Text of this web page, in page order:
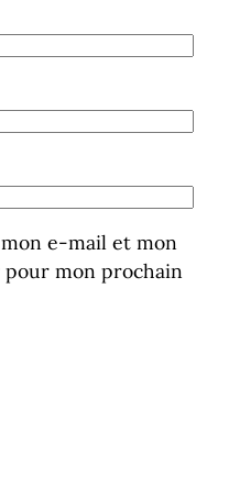
e-mail et mon
pour mon prochain